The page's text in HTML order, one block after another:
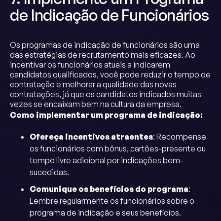
de Indicação de Funcionários
Os programas de indicação de funcionários são uma
das estratégias de recrutamento mais eficazes. Ao
incentivar os funcionários atuais a indicarem
candidatos qualificados, você pode reduzir o tempo de
contratação e melhorar a qualidade das novas
contratações, já que os candidatos indicados muitas
vezes se encaixam bem na cultura da empresa.
Como implementar um programa de indicação:
Ofereça incentivos atraentes: Recompense
os funcionários com bônus, cartões-presente ou
tempo livre adicional por indicações bem-
sucedidas.
Comunique os benefícios do programa:
Lembre regularmente os funcionários sobre o
programa de indicação e seus benefícios.